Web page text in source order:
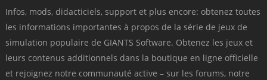
Infos, mods, didacticiels, support et plus encore: obtenez toutes
les informations importantes à propos de la série de jeux de
simulation populaire de GIANTS Software. Obtenez les jeux et
leurs contenus additionnels dans la boutique en ligne officielle
et rejoignez notre communauté active – sur les forums, notre